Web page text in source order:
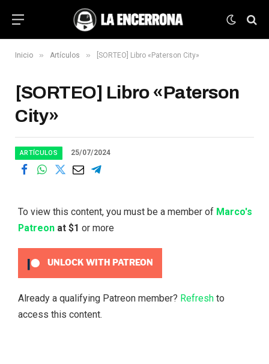
Inicio » Artículos » [SORTEO] Libro «Paterson City»
[SORTEO] Libro «Paterson
City»
ARTÍCULOS 25/07/2024
To view this content, you must be a member of Marco's
Patreon at $1 or more
UNLOCK WITH PATREON
Already a qualifying Patreon member? Refresh to
access this content.